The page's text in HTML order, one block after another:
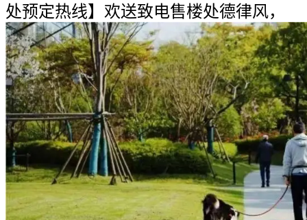
处预定热线】欢送致电售楼处德律风，